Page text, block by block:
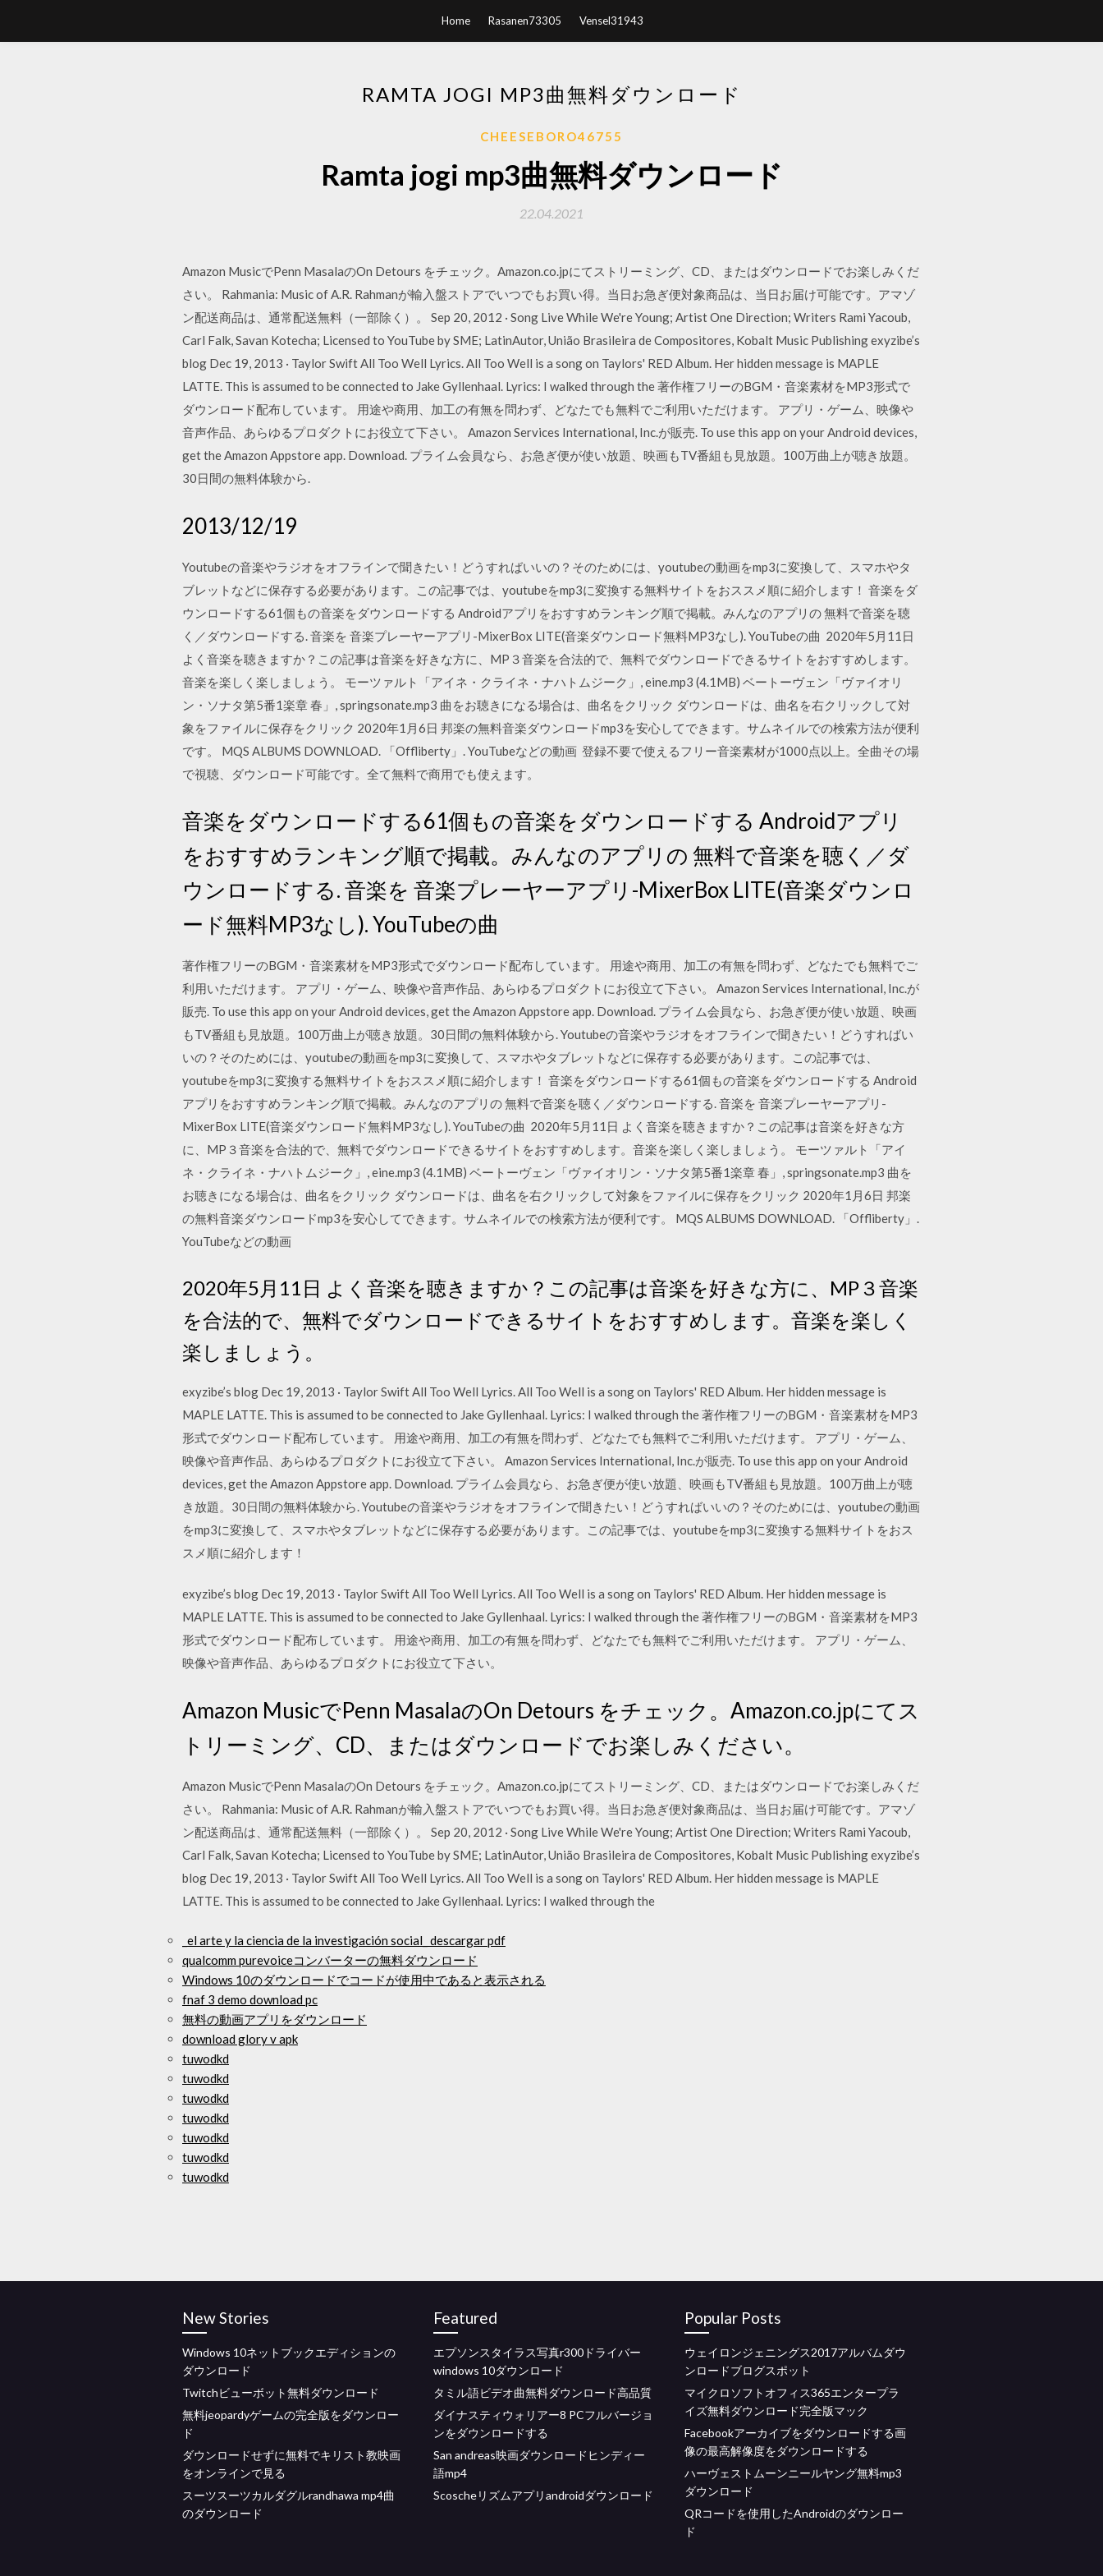
Home Rasanen73305 Vensel31943
RAMTA JOGI MP3曲無料ダウンロード
CHEESEBORO46755
Ramta jogi mp3曲無料ダウンロード
22.04.2021
Amazon MusicでPenn MasalaのOn Detours をチェック。Amazon.co.jpにてストリーミング、CD、またはダウンロードでお楽しみくだ
さい。 Rahmania: Music of A.R. Rahmanが輸入盤ストアでいつでもお買い得。当日お急ぎ便対象商品は、当日お届け可能です。アマゾ
ン配送商品は、通常配送無料（一部除く）。 Sep 20, 2012 · Song Live While We're Young; Artist One Direction; Writers Rami Yacoub,
Carl Falk, Savan Kotecha; Licensed to YouTube by SME; LatinAutor, União Brasileira de Compositores, Kobalt Music Publishing exyzibe’s
blog Dec 19, 2013 · Taylor Swift All Too Well Lyrics. All Too Well is a song on Taylors' RED Album. Her hidden message is MAPLE
LATTE. This is assumed to be connected to Jake Gyllenhaal. Lyrics: I walked through the 著作権フリーのBGM・音楽素材をMP3形式で
ダウンロード配布しています。 用途や商用、加工の有無を問わず、どなたでも無料でご利用いただけます。 アプリ・ゲーム、映像や
音声作品、あらゆるプロダクトにお役立て下さい。 Amazon Services International, Inc.が販売. To use this app on your Android devices,
get the Amazon Appstore app. Download. プライム会員なら、お急ぎ便が使い放題、映画もTV番組も見放題。100万曲上が聴き放題。
30日間の無料体験から.
2013/12/19
Youtubeの音楽やラジオをオフラインで聞きたい！どうすればいいの？そのためには、youtubeの動画をmp3に変換して、スマホやタ
ブレットなどに保存する必要があります。この記事では、youtubeをmp3に変換する無料サイトをおススメ順に紹介します！ 音楽をダ
ウンロードする61個もの音楽をダウンロードする Androidアプリをおすすめランキング順で掲載。みんなのアプリの 無料で音楽を聴
く／ダウンロードする. 音楽を 音楽プレーヤーアプリ-MixerBox LITE(音楽ダウンロード無料MP3なし). YouTubeの曲 2020年5月11日
よく音楽を聴きますか？この記事は音楽を好きな方に、MP３音楽を合法的で、無料でダウンロードできるサイトをおすすめします。
音楽を楽しく楽しましょう。 モーツァルト「アイネ・クライネ・ナハトムジーク」, eine.mp3 (4.1MB) ベートーヴェン「ヴァイオリ
ン・ソナタ第5番1楽章 春」, springsonate.mp3 曲をお聴きになる場合は、曲名をクリック ダウンロードは、曲名を右クリックして対
象をファイルに保存をクリック 2020年1月6日 邦楽の無料音楽ダウンロードmp3を安心してできます。サムネイルでの検索方法が便利
です。 MQS ALBUMS DOWNLOAD. 「Offliberty」. YouTubeなどの動画 登録不要で使えるフリー音楽素材が1000点以上。全曲その場
で視聴、ダウンロード可能です。全て無料で商用でも使えます。
音楽をダウンロードする61個もの音楽をダウンロードする Androidアプリ
をおすすめランキング順で掲載。みんなのアプリの 無料で音楽を聴く／ダ
ウンロードする. 音楽を 音楽プレーヤーアプリ-MixerBox LITE(音楽ダウンロ
ード無料MP3なし). YouTubeの曲
著作権フリーのBGM・音楽素材をMP3形式でダウンロード配布しています。 用途や商用、加工の有無を問わず、どなたでも無料でご
利用いただけます。 アプリ・ゲーム、映像や音声作品、あらゆるプロダクトにお役立て下さい。 Amazon Services International, Inc.が
販売. To use this app on your Android devices, get the Amazon Appstore app. Download. プライム会員なら、お急ぎ便が使い放題、映画
もTV番組も見放題。100万曲上が聴き放題。30日間の無料体験から. Youtubeの音楽やラジオをオフラインで聞きたい！どうすればい
いの？そのためには、youtubeの動画をmp3に変換して、スマホやタブレットなどに保存する必要があります。この記事では、
youtubeをmp3に変換する無料サイトをおススメ順に紹介します！ 音楽をダウンロードする61個もの音楽をダウンロードする Android
アプリをおすすめランキング順で掲載。みんなのアプリの 無料で音楽を聴く／ダウンロードする. 音楽を 音楽プレーヤーアプリ-
MixerBox LITE(音楽ダウンロード無料MP3なし). YouTubeの曲 2020年5月11日 よく音楽を聴きますか？この記事は音楽を好きな方
に、MP３音楽を合法的で、無料でダウンロードできるサイトをおすすめします。音楽を楽しく楽しましょう。 モーツァルト「アイ
ネ・クライネ・ナハトムジーク」, eine.mp3 (4.1MB) ベートーヴェン「ヴァイオリン・ソナタ第5番1楽章 春」, springsonate.mp3 曲を
お聴きになる場合は、曲名をクリック ダウンロードは、曲名を右クリックして対象をファイルに保存をクリック 2020年1月6日 邦楽
の無料音楽ダウンロードmp3を安心してできます。サムネイルでの検索方法が便利です。 MQS ALBUMS DOWNLOAD. 「Offliberty」.
YouTubeなどの動画
2020年5月11日 よく音楽を聴きますか？この記事は音楽を好きな方に、MP３音楽
を合法的で、無料でダウンロードできるサイトをおすすめします。音楽を楽しく
楽しましょう。
exyzibe’s blog Dec 19, 2013 · Taylor Swift All Too Well Lyrics. All Too Well is a song on Taylors' RED Album. Her hidden message is
MAPLE LATTE. This is assumed to be connected to Jake Gyllenhaal. Lyrics: I walked through the 著作権フリーのBGM・音楽素材をMP3
形式でダウンロード配布しています。 用途や商用、加工の有無を問わず、どなたでも無料でご利用いただけます。 アプリ・ゲーム、
映像や音声作品、あらゆるプロダクトにお役立て下さい。 Amazon Services International, Inc.が販売. To use this app on your Android
devices, get the Amazon Appstore app. Download. プライム会員なら、お急ぎ便が使い放題、映画もTV番組も見放題。100万曲上が聴
き放題。30日間の無料体験から. Youtubeの音楽やラジオをオフラインで聞きたい！どうすればいいの？そのためには、youtubeの動画
をmp3に変換して、スマホやタブレットなどに保存する必要があります。この記事では、youtubeをmp3に変換する無料サイトをおス
スメ順に紹介します！
exyzibe’s blog Dec 19, 2013 · Taylor Swift All Too Well Lyrics. All Too Well is a song on Taylors' RED Album. Her hidden message is
MAPLE LATTE. This is assumed to be connected to Jake Gyllenhaal. Lyrics: I walked through the 著作権フリーのBGM・音楽素材をMP3
形式でダウンロード配布しています。 用途や商用、加工の有無を問わず、どなたでも無料でご利用いただけます。 アプリ・ゲーム、
映像や音声作品、あらゆるプロダクトにお役立て下さい。
Amazon MusicでPenn MasalaのOn Detours をチェック。Amazon.co.jpにてス
トリーミング、CD、またはダウンロードでお楽しみください。
Amazon MusicでPenn MasalaのOn Detours をチェック。Amazon.co.jpにてストリーミング、CD、またはダウンロードでお楽しみくだ
さい。 Rahmania: Music of A.R. Rahmanが輸入盤ストアでいつでもお買い得。当日お急ぎ便対象商品は、当日お届け可能です。アマゾ
ン配送商品は、通常配送無料（一部除く）。 Sep 20, 2012 · Song Live While We're Young; Artist One Direction; Writers Rami Yacoub,
Carl Falk, Savan Kotecha; Licensed to YouTube by SME; LatinAutor, União Brasileira de Compositores, Kobalt Music Publishing exyzibe’s
blog Dec 19, 2013 · Taylor Swift All Too Well Lyrics. All Too Well is a song on Taylors' RED Album. Her hidden message is MAPLE
LATTE. This is assumed to be connected to Jake Gyllenhaal. Lyrics: I walked through the
_el arte y la ciencia de la investigación social_ descargar pdf
qualcomm purevoiceコンバーターの無料ダウンロード
Windows 10のダウンロードでコードが使用中であると表示される
fnaf 3 demo download pc
無料の動画アプリをダウンロード
download glory v apk
tuwodkd
tuwodkd
tuwodkd
tuwodkd
tuwodkd
tuwodkd
tuwodkd
New Stories
Windows 10ネットブックエディションの
ダウンロード
Twitchビューボット無料ダウンロード
無料jeopardyゲームの完全版をダウンロー
ド
ダウンロードせずに無料でキリスト教映画
をオンラインで見る
スーツスーツカルダグルrandhawa mp4曲
のダウンロード
Featured
エプソンスタイラス写真r300ドライバー
windows 10ダウンロード
タミル語ビデオ曲無料ダウンロード高品質
ダイナスティウォリアー8 PCフルバージョ
ンをダウンロードする
San andreas映画ダウンロードヒンディー
語mp4
Scoscheリズムアプリandroidダウンロード
Popular Posts
ウェイロンジェニングス2017アルバムダウ
ンロードブログスポット
マイクロソフトオフィス365エンタープラ
イズ無料ダウンロード完全版マック
Facebookアーカイブをダウンロードする画
像の最高解像度をダウンロードする
ハーヴェストムーンニールヤング無料mp3
ダウンロード
QRコードを使用したAndroidのダウンロー
ド